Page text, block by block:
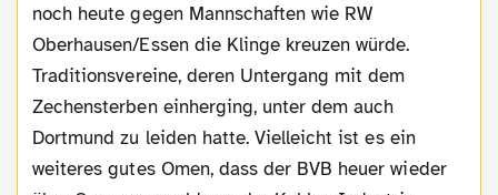
noch heute gegen Mannschaften wie RW
Oberhausen/Essen die Klinge kreuzen würde.
Traditionsvereine, deren Untergang mit dem
Zechensterben einherging, unter dem auch
Dortmund zu leiden hatte. Vielleicht ist es ein
weiteres gutes Omen, dass der BVB heuer wieder